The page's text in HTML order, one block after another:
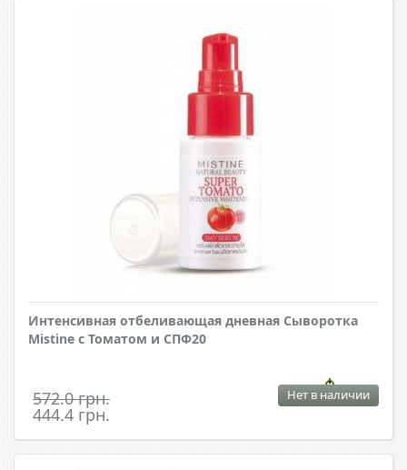
Интенсивная отбеливающая дневная Сыворотка
Mistine c Томатом и СПФ20
572.0 грн.
444.4 грн.
Нет в наличии